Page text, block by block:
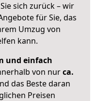
sich zurück – wir
für Sie, das
Umzug von
kann.
und einfach
von nurca.
das Beste daran
Preisen